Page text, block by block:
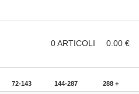
0ARTICOLI 0.00 €
72-143 144-287 288 +